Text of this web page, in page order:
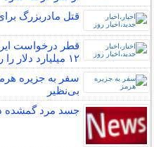
قتل مادربزرگ
قطر درخواست
۱۲ میلیارد دلار را رد کرد
سفر به جزیره
بی‌نظیر
جسد مرد گمشده